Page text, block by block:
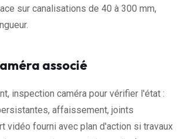
sur canalisations de 40 à 300 mm,
associé
inspection caméra pour vérifier l'état :
affaissement, joints
vidéo fourni avec plan d'action si travaux